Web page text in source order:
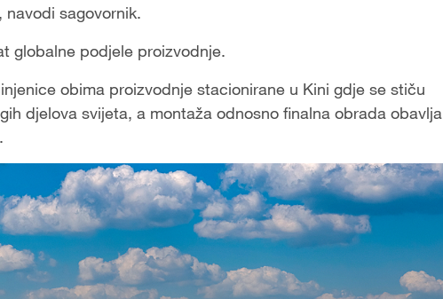
navodi sagovornik.
globalne podjele proizvodnje.
obima proizvodnje stacionirane u Kini gdje se stiču
djelova svijeta, a montaža odnosno finalna obrada obavlja